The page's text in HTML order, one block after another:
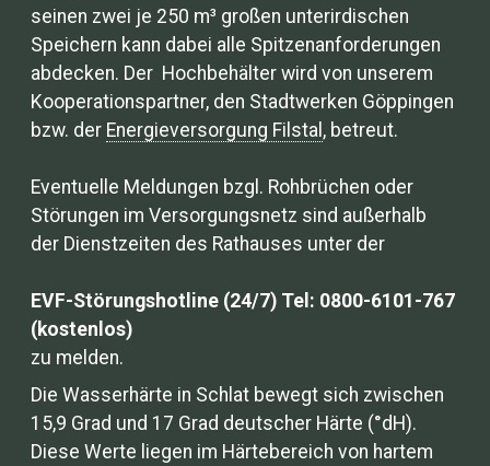
seinen zwei je 250 m³ großen unterirdischen
Speichern kann dabei alle Spitzenanforderungen
abdecken. Der Hochbehälter wird von unserem
Kooperationspartner, den Stadtwerken Göppingen
bzw. der Energieversorgung Filstal , betreut.
Eventuelle Meldungen bzgl. Rohbrüchen oder
Störungen im Versorgungsnetz sind außerhalb
der Dienstzeiten des Rathauses unter der
EVF-Störungshotline (24/7) Tel: 0800-6101-767
(kostenlos)
zu melden.
Die Wasserhärte in Schlat bewegt sich zwischen
15,9 Grad und 17 Grad deutscher Härte (°dH).
Diese Werte liegen im Härtebereich von hartem